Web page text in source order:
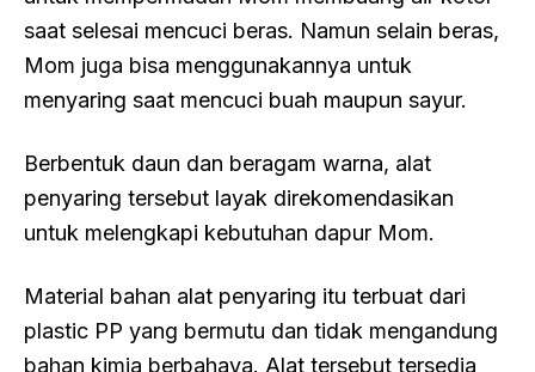
saat selesai mencuci beras. Namun selain beras,
Mom juga bisa menggunakannya untuk
menyaring saat mencuci buah maupun sayur.
Berbentuk daun dan beragam warna, alat
penyaring tersebut layak direkomendasikan
untuk melengkapi kebutuhan dapur Mom.
Material bahan alat penyaring itu terbuat dari
plastic PP yang bermutu dan tidak mengandung
bahan kimia berbahaya. Alat tersebut tersedia